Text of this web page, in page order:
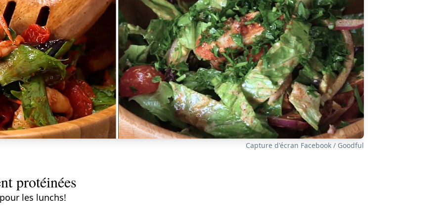
Capture d'écran Facebook / Goodful
protéinées
les lunchs!